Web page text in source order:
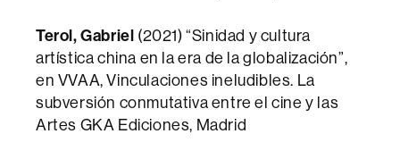
Terol, Gabriel (2021) “Sinidad y cultura
artística china en la era de la globalización”,
en VVAA, Vinculaciones ineludibles. La
subversión conmutativa entre el cine y las
Artes GKA Ediciones, Madrid